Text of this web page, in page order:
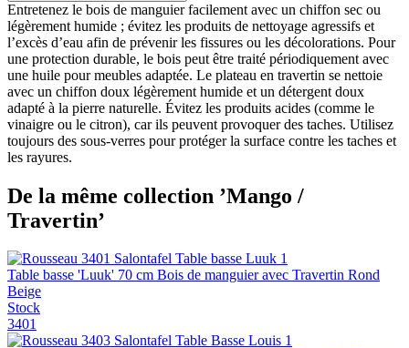
Entretenez le bois de manguier facilement avec un chiffon sec ou
légèrement humide ; évitez les produits de nettoyage agressifs et
l’excès d’eau afin de prévenir les fissures ou les décolorations. Pour
une protection durable, le bois peut être traité périodiquement avec
une huile pour meubles adaptée. Le plateau en travertin se nettoie
avec un chiffon doux légèrement humide et un détergent doux
adapté à la pierre naturelle. Évitez les produits acides (comme le
vinaigre ou le citron), car ils peuvent provoquer des taches. Utilisez
toujours des sous-verres pour protéger la surface contre les taches et
les rayures.
De la même collection ’Mango /
Travertin’
Table basse 'Luuk' 70 cm Bois de manguier avec Travertin Rond
Beige
Stock
3401